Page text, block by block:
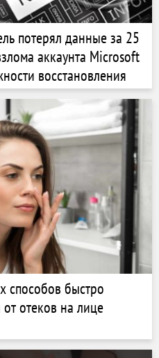
потерял данные за 25
аккаунта Microsoft
восстановления
способов быстро
от отеков на лице